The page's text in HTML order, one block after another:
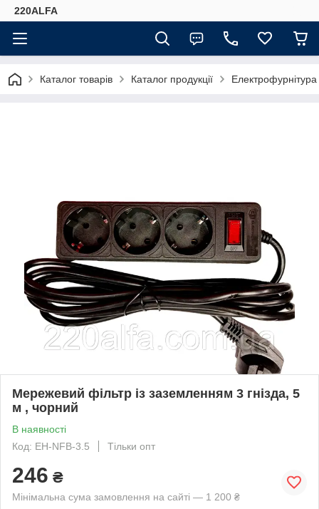
220ALFA
Каталог товарів Каталог продукції Електрофурнітура
Мережевий фільтр із заземленням 3 гнізда, 5
м , чорний
В наявності
Код: EH-NFB-3.5
Тільки опт
246 ₴
Мінімальна сума замовлення на сайті — 1 200 ₴